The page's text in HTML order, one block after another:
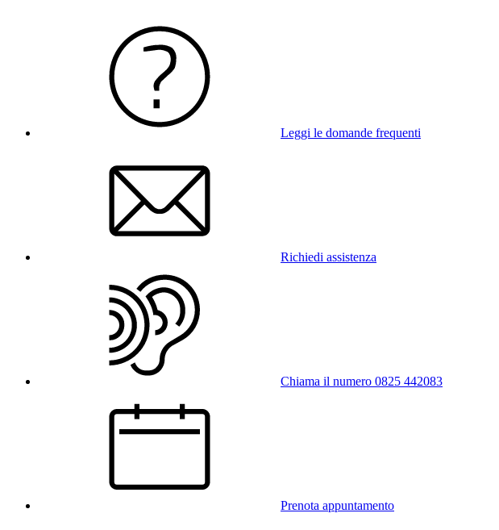
Leggi le domande frequenti
Richiedi assistenza
Chiama il numero 0825 442083
Prenota appuntamento